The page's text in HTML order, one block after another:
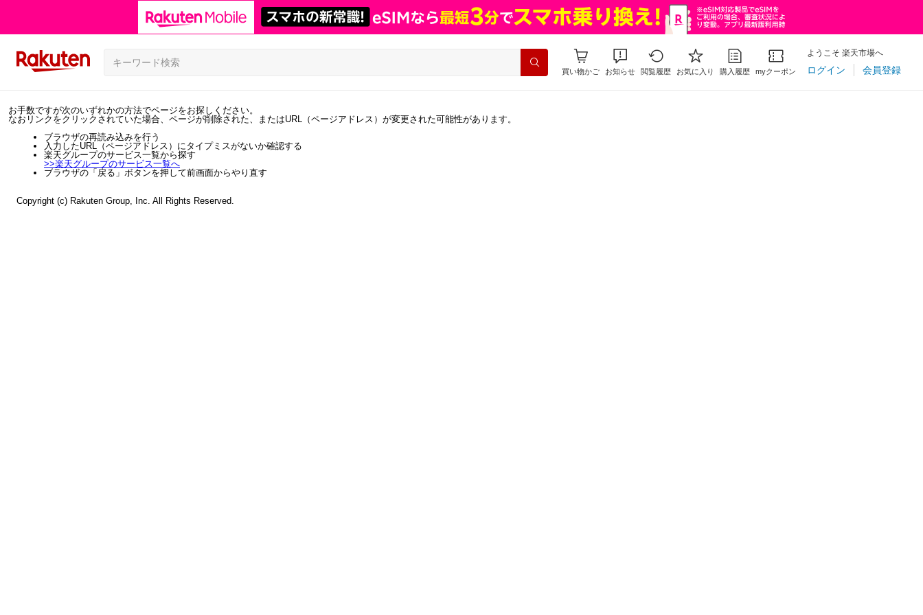
買い物かご お知らせ 閲覧履歴 お気に入り 購入履歴 myクーポン
ようこそ 楽天市場へ
ログイン 会員登録
お手数ですが次のいずれかの方法でページをお探しください。
なおリンクをクリックされていた場合、ページが削除された、またはURL（ページアドレス）が変更された可能性があります。
ブラウザの再読み込みを行う
入力したURL（ページアドレス）にタイプミスがないか確認する
楽天グループのサービス一覧から探す
>>楽天グループのサービス一覧へ
ブラウザの「戻る」ボタンを押して前画面からやり直す
Copyright (c) Rakuten Group, Inc. All Rights Reserved.